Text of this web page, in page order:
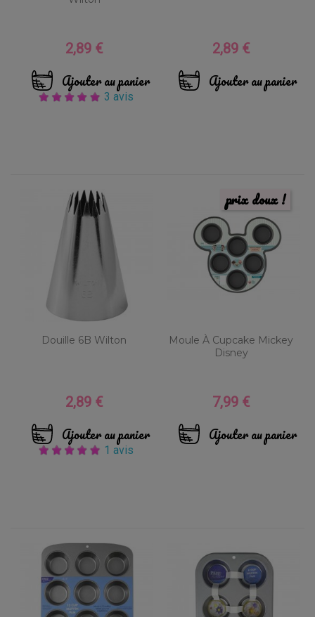
Prix
2,89 €
Ajouter au panier
3 avis
Prix
2,89 €
Ajouter au panier
Douille 6B Wilton
Prix
2,89 €
Ajouter au panier
1 avis
Moule À Cupcake Mickey
Disney
Prix
7,99 €
Ajouter au panier
prix doux !